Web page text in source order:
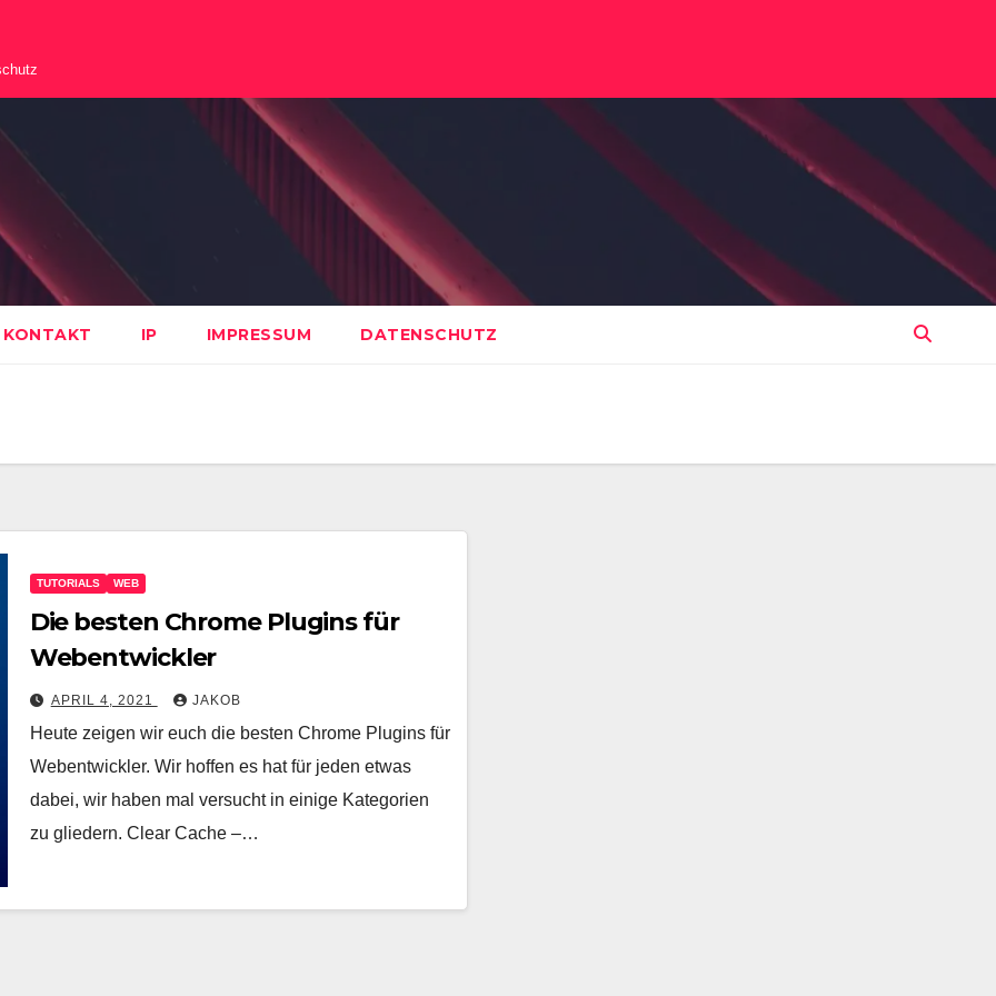
KONTAKT IP IMPRESSUM DATENSCHUTZ
TUTORIALS WEB
Die besten Chrome Plugins für
Webentwickler
APRIL 4, 2021 JAKOB
Heute zeigen wir euch die besten Chrome Plugins für
Webentwickler. Wir hoffen es hat für jeden etwas
dabei, wir haben mal versucht in einige Kategorien
zu gliedern. Clear Cache –…